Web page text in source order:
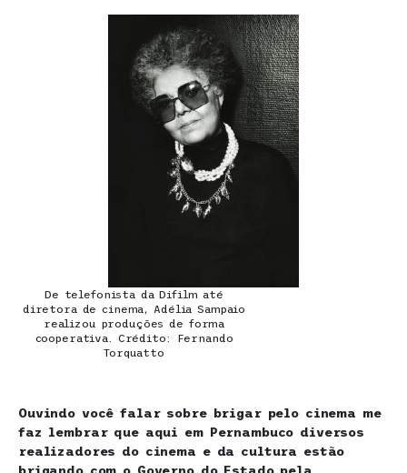
De telefonista da Difilm até
diretora de cinema, Adélia Sampaio
realizou produções de forma
cooperativa. Crédito: Fernando
Torquatto
Ouvindo você falar sobre brigar pelo cinema me
faz lembrar que aqui em Pernambuco diversos
realizadores do cinema e da cultura estão